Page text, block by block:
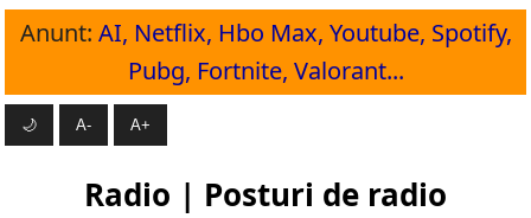
Anunt: AI, Netflix, Hbo Max, Youtube, Spotify,
Pubg, Fortnite, Valorant...
🌙 A- A+
Radio | Posturi de radio